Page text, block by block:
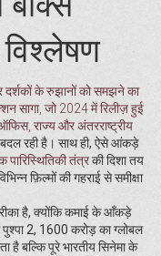
दर्शकों के रुझानों को समझने का
सागा, जो 2024 में रिलीज़ हुई
, राज्य और अंतरराष्ट्रीय
रही है। साथ ही, ऐसे आंकड़े
पारिस्थितिकी तंत्रकी दिशा तय
फ़िल्मों की गहराई से समीक्षा
है, क्योंकि कमाई के आँकड़े
2, 1600 करोड़ का ग्लोबल
बल्कि पूरे भारतीय सिनेमा के